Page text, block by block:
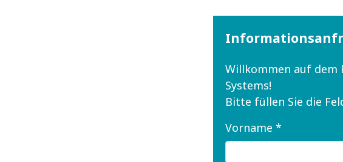
Willkommen auf dem
Systems!
Bitte füllen Sie die
Vorname *